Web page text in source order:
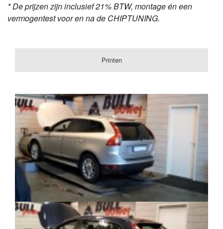
* De prijzen zijn inclusief 21% BTW, montage én een
vermogentest voor en na de CHIPTUNING.
Printen